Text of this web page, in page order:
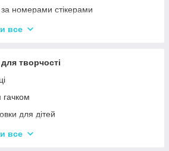
Бій
ігри
- настільна гра
гри в покер
номерами стікерами
за номерами
картини за номерами
полотну
Підрамником
для дітей
все
творчості
гачком
для дітей
фарби
все